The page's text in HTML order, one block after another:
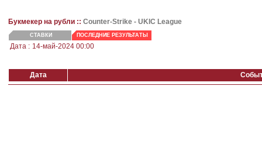
Букмекер на рубли :: Counter-Strike - UKIC League
СТАВКИ ПОСЛЕДНИЕ РЕЗУЛЬТАТЫ
Дата : 14-май-2024 00:00
Дата